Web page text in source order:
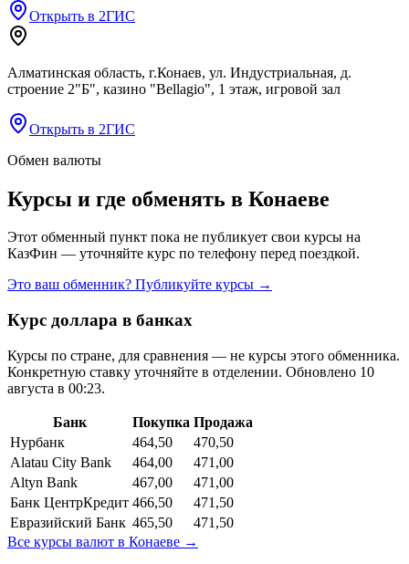
Открыть в 2ГИС
Алматинская область, г.Конаев, ул. Индустриальная, д.
строение 2"Б", казино "Bellagio", 1 этаж, игровой зал
Открыть в 2ГИС
Обмен валюты
Курсы и где обменять в Конаеве
Этот обменный пункт пока не публикует свои курсы на
КазФин — уточняйте курс по телефону перед поездкой.
Это ваш обменник? Публикуйте курсы →
Курс доллара в банках
Курсы по стране, для сравнения — не курсы этого обменника.
Конкретную ставку уточняйте в отделении. Обновлено 10
августа в 00:23.
Банк Покупка Продажа
Нурбанк
464,50
470,50
Alatau City Bank
464,00
471,00
Altyn Bank
467,00
471,00
Банк ЦентрКредит 466,50
471,50
Евразийский Банк 465,50
471,50
Все курсы валют в Конаеве →